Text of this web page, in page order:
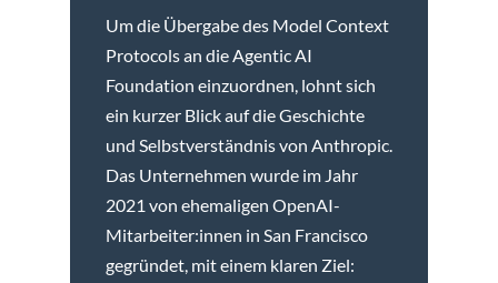
Um die Übergabe des Model Context
Protocols an die Agentic AI
Foundation einzuordnen, lohnt sich
ein kurzer Blick auf die Geschichte
und Selbstverständnis von Anthropic.
Das Unternehmen wurde im Jahr
2021 von ehemaligen OpenAI-
Mitarbeiter:innen in San Francisco
gegründet, mit einem klaren Ziel: